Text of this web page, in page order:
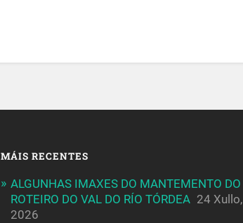
MÁIS RECENTES
ALGUNHAS IMAXES DO MANTEMENTO DO
ROTEIRO DO VAL DO RÍO TÓRDEA 24 Xullo,
2026